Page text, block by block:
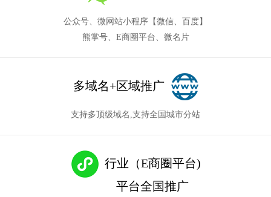
公众号、微网站小程序【微信、百度】
熊掌号、E商圈平台、微名片
多域名+区域推广
支持多顶级域名,支持全国城市分站
行业（E商圈平台)
平台全国推广